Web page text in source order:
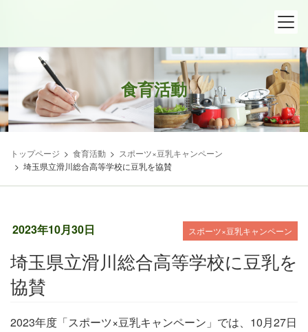
ン
ツ
へ
ス
キ
ー
シ
ョ
ン
に
食育活動
トップページ 食育活動
スポーツ×豆乳キャンペーン
埼玉県立滑川総合高等学校に豆乳を協賛
2023年10月30日 スポーツ×豆乳キャンペーン
埼玉県立滑川総合高等学校に豆乳を
協賛
2023年度「スポーツ×豆乳キャンペーン」では、10月27日